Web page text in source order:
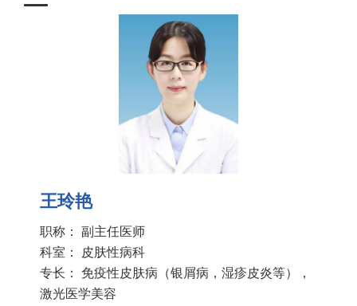
王玲艳
职称： 副主任医师
科室：
皮肤性病科
专长： 免疫性皮肤病（银屑病，湿疹皮炎等），
激光医学美容